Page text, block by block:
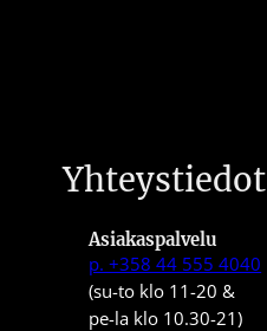
Yhteystiedot
Asiakaspalvelu
p. +358 44 555 4040
(su-to klo 11-20 &
pe-la klo 10.30-21)